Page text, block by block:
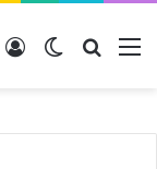
Switch skin
Войти